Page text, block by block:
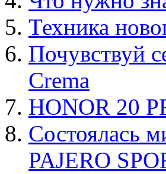
Техника
Почувствуй
Crema
HONOR 20
Состоялась
PAJERO